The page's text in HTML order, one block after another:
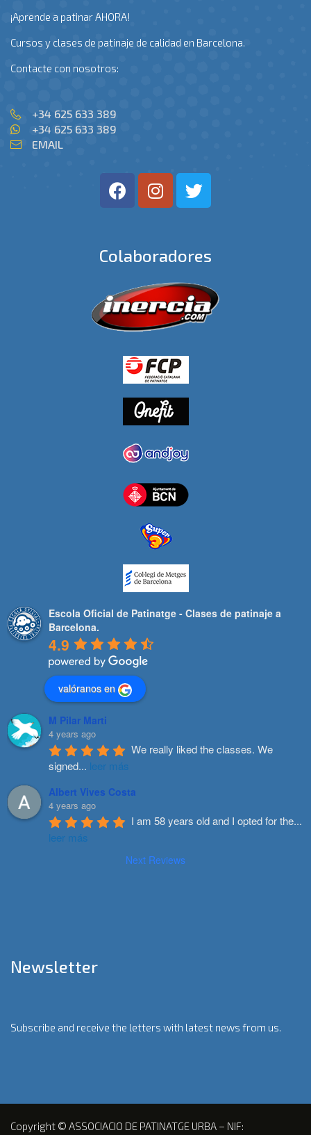
¡Aprende a patinar AHORA!
Cursos y clases de patinaje de calidad en Barcelona.
Contacte con nosotros:
+34 625 633 389
+34 625 633 389
EMAIL
Colaboradores
Escola Oficial de Patinatge - Clases de patinaje a
Barcelona.
4.9
valóranos en
M Pilar Marti
4 years ago
We really liked the classes. We
signed... leer más
Albert Vives Costa
4 years ago
I am 58 years old and I opted for the...
leer más
Next Reviews
Newsletter
Subscribe and receive the letters with latest news from us.
Copyright © ASSOCIACIO DE PATINATGE URBA – NIF: